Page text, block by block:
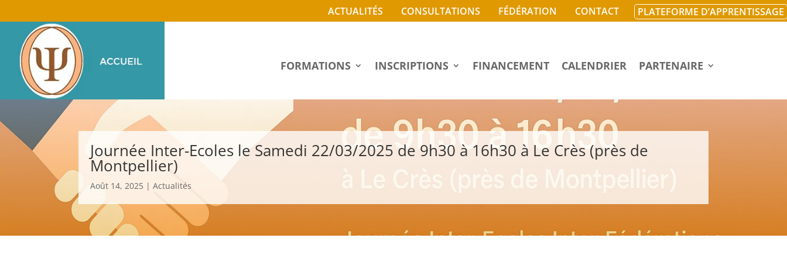
ACTUALITÉS CONSULTATIONS FÉDÉRATION CONTACT PLATEFORME D’APPRENTISSAGE
FORMATIONS INSCRIPTIONS FINANCEMENT CALENDRIER PARTENAIRE
Journée Inter-Ecoles le Samedi 22/03/2025 de 9h30 à 16h30 à Le Crès (près de
Montpellier)
Août 14, 2025 |Actualités